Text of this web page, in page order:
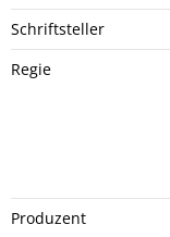
Schriftsteller
Regie
Produzent